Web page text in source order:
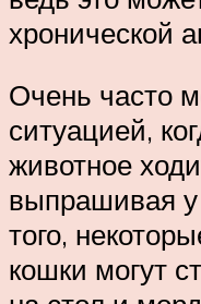
хронической
Очень часто
ситуацией,
животное
выпрашивая у
того,
кошки могут